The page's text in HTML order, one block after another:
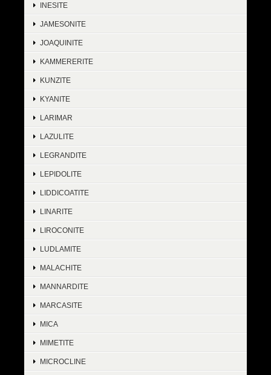
INESITE
JAMESONITE
JOAQUINITE
KAMMERERITE
KUNZITE
KYANITE
LARIMAR
LAZULITE
LEGRANDITE
LEPIDOLITE
LIDDICOATITE
LINARITE
LIROCONITE
LUDLAMITE
MALACHITE
MANNARDITE
MARCASITE
MICA
MIMETITE
MICROCLINE